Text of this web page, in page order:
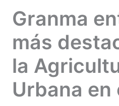
Granma
más
la
Urbana en